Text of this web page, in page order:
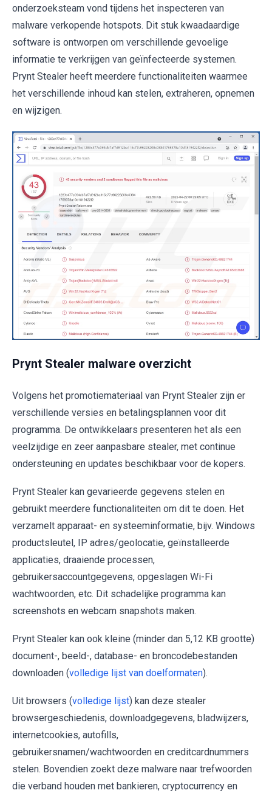
onderzoeksteam vond tijdens het inspecteren van
malware verkopende hotspots. Dit stuk kwaadaardige
software is ontworpen om verschillende gevoelige
informatie te verkrijgen van geïnfecteerde systemen.
Prynt Stealer heeft meerdere functionaliteiten waarmee
het verschillende inhoud kan stelen, extraheren, opnemen
en wijzigen.
Prynt Stealer malware overzicht
Volgens het promotiemateriaal van Prynt Stealer zijn er
verschillende versies en betalingsplannen voor dit
programma. De ontwikkelaars presenteren het als een
veelzijdige en zeer aanpasbare stealer, met continue
ondersteuning en updates beschikbaar voor de kopers.
Prynt Stealer kan gevarieerde gegevens stelen en
gebruikt meerdere functionaliteiten om dit te doen. Het
verzamelt apparaat- en systeeminformatie, bijv. Windows
productsleutel, IP adres/geolocatie, geïnstalleerde
applicaties, draaiende processen,
gebruikersaccountgegevens, opgeslagen Wi-Fi
wachtwoorden, etc. Dit schadelijke programma kan
screenshots en webcam snapshots maken.
Prynt Stealer kan ook kleine (minder dan 5,12 KB grootte)
document-, beeld-, database- en broncodebestanden
downloaden (volledige lijst van doelformaten).
Uit browsers (volledige lijst) kan deze stealer
browsergeschiedenis, downloadgegevens, bladwijzers,
internetcookies, autofills,
gebruikersnamen/wachtwoorden en creditcardnummers
stelen. Bovendien zoekt deze malware naar trefwoorden
die verband houden met bankieren, cryptocurrency en